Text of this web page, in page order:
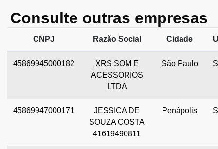
Consulte outras empresas
CNPJ Razão Social Cidade
45869945000182
XRS SOM E
ACESSORIOS
LTDA
São Paulo
45869947000171
JESSICA DE
SOUZA COSTA
41619490811
Penápolis